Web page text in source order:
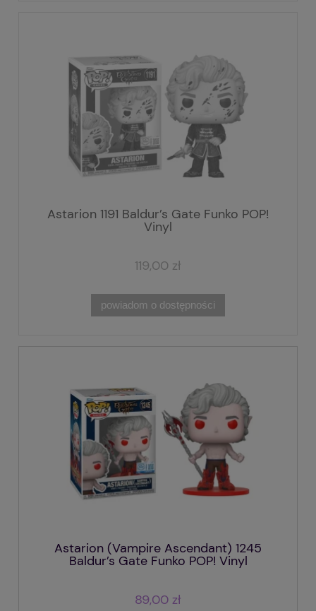
Astarion 1191 Baldur’s Gate Funko POP!
Vinyl
119,00 zł
powiadom o dostępności
Astarion (Vampire Ascendant) 1245
Baldur’s Gate Funko POP! Vinyl
89,00 zł